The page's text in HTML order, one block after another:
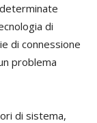
di
di connessione
problema
di sistema,